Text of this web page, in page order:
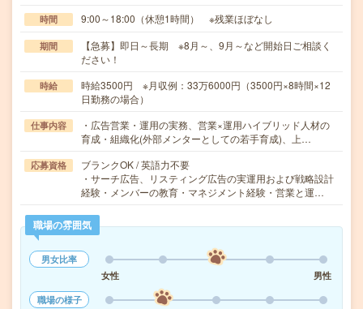
時間 9:00～18:00（休憩1時間） ※残業ほぼなし
期間
【急募】即日～長期 ※8月～、9月～など開始日ご相談く
ださい！
時給
時給3500円 ※月収例：33万6000円（3500円×8時間×12
日勤務の場合）
仕事内容
・広告営業・運用の実務、営業×運用ハイブリッド人材の
育成・組織化(外部メンターとしての若手育成)、上…
応募資格
ブランクOK / 英語力不要
・サーチ広告、リスティング広告の実運用および戦略設計
経験・メンバーの教育・マネジメント経験・営業と運…
職場の雰囲気
男女比率
女性
男性
職場の様子